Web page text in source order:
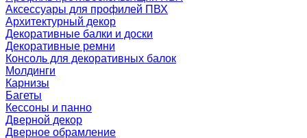
Аксессуары для профилей ПВХ
Архитектурный декор
Декоративные балки и доски
Декоративные ремни
Консоль для декоративных балок
Молдинги
Карнизы
Багеты
Кессоны и панно
Дверной декор
Дверное обрамление